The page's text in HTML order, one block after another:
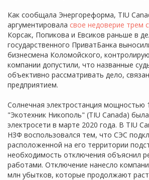
Как сообщала Энергореформа, TIU
аргументировала свое недоверие трем
Корсак, Попикова и Евсиков раньше в
государственного ПриватБанка
бизнесмена Коломойского,
компании допустили, что названные
объективно рассматривать дело,
предприятием.
Солнечная электростанция
"Экотехник Никополь" (TIU Canada)
электросети в марте 2020 года. В TIU
НЗФ воспользовался тем, что СЭС
расположенной на его территории
необходимость отключения объяснил
работами. Отключение нанесло
млн убытков, которые продолжают